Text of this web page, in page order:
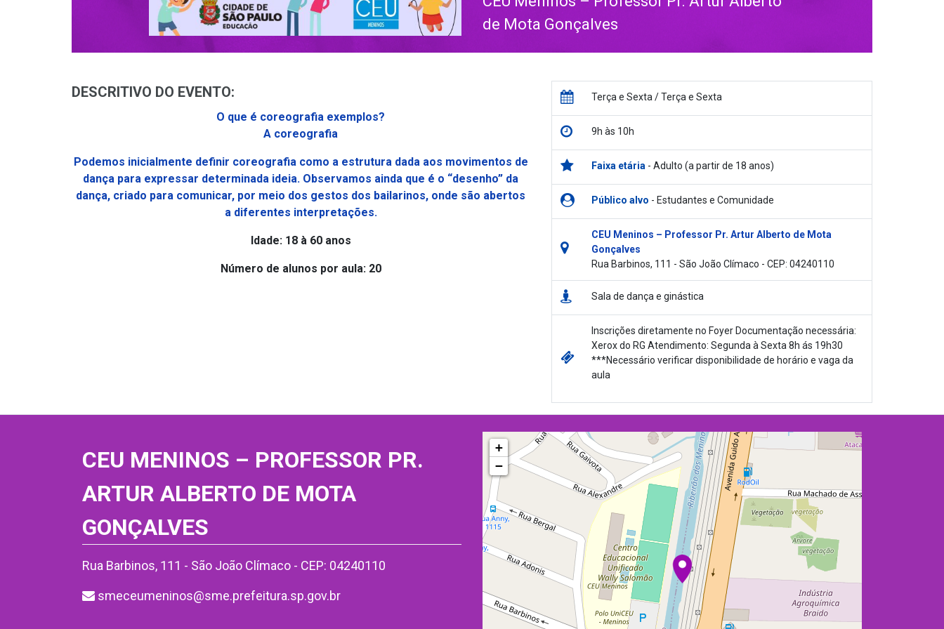
de Mota Gonçalves
DESCRITIVO DO EVENTO:
O que é coreografia exemplos?
A coreografia
Podemos inicialmente definir coreografia como a estrutura dada aos movimentos de
dança para expressar determinada ideia. Observamos ainda que é o “desenho” da
dança, criado para comunicar, por meio dos gestos dos bailarinos, onde são abertos
a diferentes interpretações.
Idade: 18 à 60 anos
Número de alunos por aula: 20
Terça e Sexta / Terça e Sexta
9h às 10h
Faixa etária- Adulto (a partir de 18 anos)
Público alvo - Estudantes e Comunidade
CEU Meninos – Professor Pr. Artur Alberto de Mota
Gonçalves
Rua Barbinos, 111 - São João Clímaco - CEP: 04240110
Sala de dança e ginástica
Inscrições diretamente no Foyer Documentação necessária:
Xerox do RG Atendimento: Segunda à Sexta 8h ás 19h30
***Necessário verificar disponibilidade de horário e vaga da
aula
CEU MENINOS – PROFESSOR PR.
ARTUR ALBERTO DE MOTA
GONÇALVES
Rua Barbinos, 111 - São João Clímaco - CEP: 04240110
smeceumeninos@sme.prefeitura.sp.gov.br
+
−